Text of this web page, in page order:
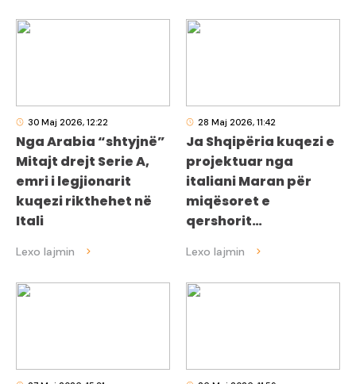
30 Maj 2026, 12:22
Nga Arabia “shtyjnë”
Mitajt drejt Serie A,
emri i legjionarit
kuqezi rikthehet në
Itali
28 Maj 2026, 11:42
Ja Shqipëria kuqezi e
projektuar nga
italiani Maran për
miqësoret e
qershorit…